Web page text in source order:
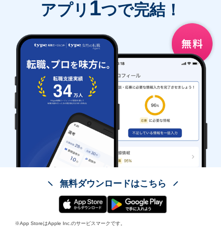
アプリ 1つで完結！
無料ダウンロードはこちら
※App StoreはApple Inc.のサービスマークです。